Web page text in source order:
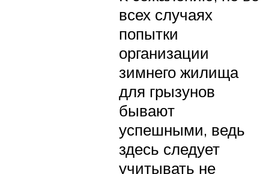
всех случаях
попытки
организации
зимнего жилища
для грызунов
бывают
успешными, ведь
здесь следует
учитывать не